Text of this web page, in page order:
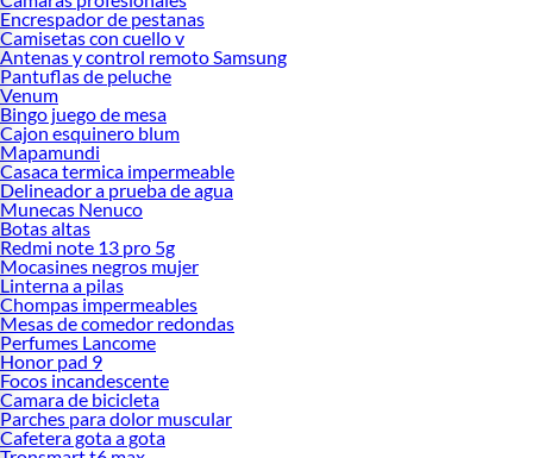
Encrespador de pestanas
Camisetas con cuello v
Antenas y control remoto Samsung
Pantuflas de peluche
Venum
Bingo juego de mesa
Cajon esquinero blum
Mapamundi
Casaca termica impermeable
Delineador a prueba de agua
Munecas Nenuco
Botas altas
Redmi note 13 pro 5g
Mocasines negros mujer
Linterna a pilas
Chompas impermeables
Mesas de comedor redondas
Perfumes Lancome
Honor pad 9
Focos incandescente
Camara de bicicleta
Parches para dolor muscular
Cafetera gota a gota